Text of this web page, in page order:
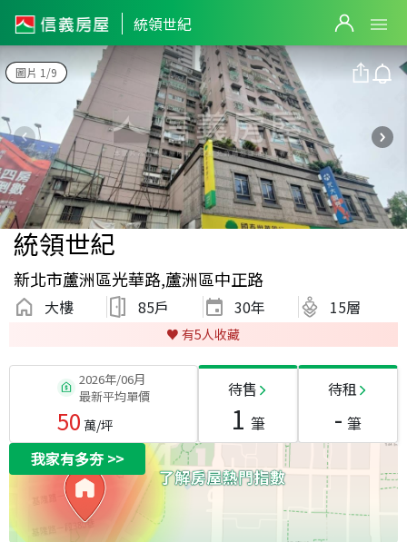
統領世紀
圖片 1/9
統領世紀
新北市蘆洲區光華路,蘆洲區中正路
大樓 85戶 30年 15層
♥️ 有5人收藏
2026年/06月
最新平均單價
50 萬/坪
待售
1 筆
待租
- 筆
我家有多夯>>